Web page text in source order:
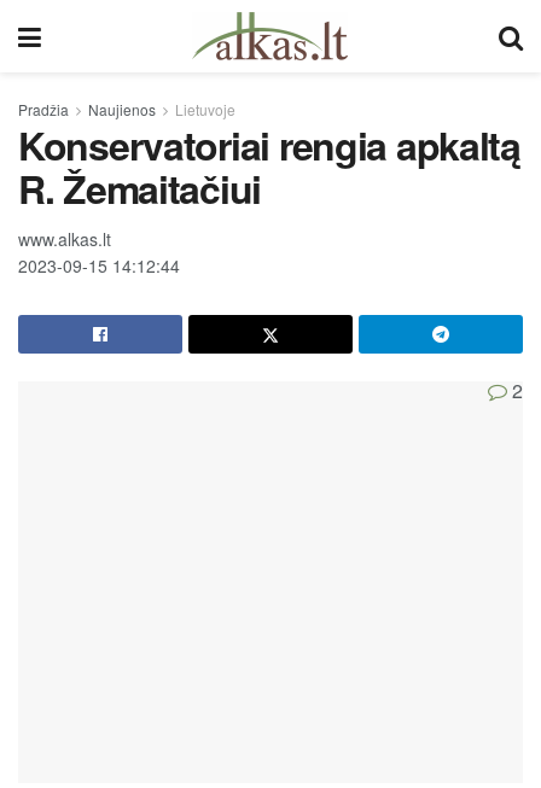
Pradžia Naujienos Lietuvoje
Konservatoriai rengia apkaltą
R. Žemaitačiui
www.alkas.lt
2023-09-15 14:12:44
2